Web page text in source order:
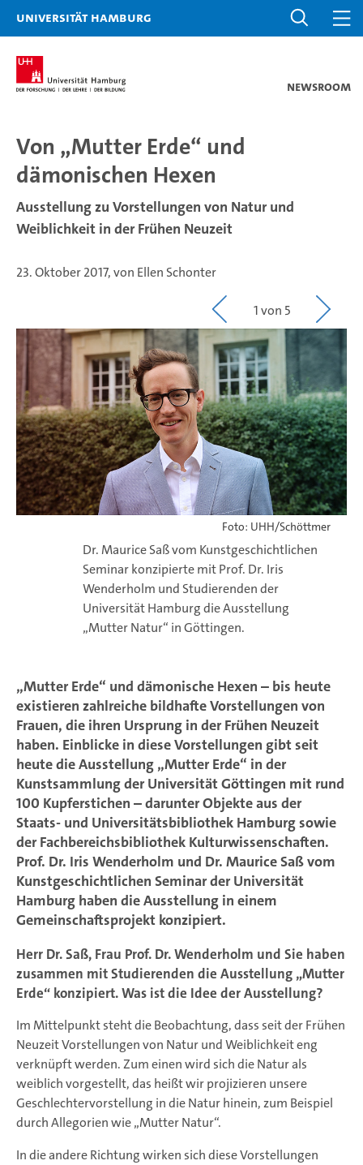
Universität Hamburg
Newsroom
Von „Mutter Erde“ und
dämonischen Hexen
Ausstellung zu Vorstellungen von Natur und
Weiblichkeit in der Frühen Neuzeit
23. Oktober 2017, von Ellen Schonter
1 von 5
Foto: UHH/Schöttmer
Dr. Maurice Saß vom Kunstgeschichtlichen
Seminar konzipierte mit Prof. Dr. Iris
Wenderholm und Studierenden der
Universität Hamburg die Ausstellung
„Mutter Natur“ in Göttingen.
„Mutter Erde“ und dämonische Hexen – bis heute
existieren zahlreiche bildhafte Vorstellungen von
Frauen, die ihren Ursprung in der Frühen Neuzeit
haben. Einblicke in diese Vorstellungen gibt seit
heute die Ausstellung „Mutter Erde“ in der
Kunstsammlung der Universität Göttingen mit rund
100 Kupferstichen – darunter Objekte aus der
Staats- und Universitätsbibliothek Hamburg sowie
der Fachbereichsbibliothek Kulturwissenschaften.
Prof. Dr. Iris Wenderholm und Dr. Maurice Saß vom
Kunstgeschichtlichen Seminar der Universität
Hamburg haben die Ausstellung in einem
Gemeinschaftsprojekt konzipiert.
Herr Dr. Saß, Frau Prof. Dr. Wenderholm und Sie haben
zusammen mit Studierenden die Ausstellung „Mutter
Erde“ konzipiert. Was ist die Idee der Ausstellung?
Im Mittelpunkt steht die Beobachtung, dass seit der Frühen
Neuzeit Vorstellungen von Natur und Weiblichkeit eng
verknüpft werden. Zum einen wird sich die Natur als
weiblich vorgestellt, das heißt wir projizieren unsere
Geschlechtervorstellung in die Natur hinein, zum Beispiel
durch Allegorien wie „Mutter Natur“.
In die andere Richtung wirken sich diese Vorstellungen